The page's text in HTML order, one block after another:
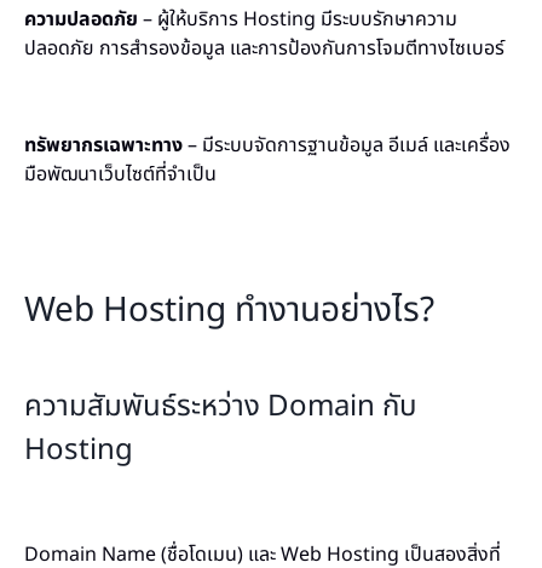
ความปลอดภัย – ผู้ให้บริการ Hosting มีระบบรักษาความ
ปลอดภัย การสำรองข้อมูล และการป้องกันการโจมตีทางไซเบอร์
ทรัพยากรเฉพาะทาง– มีระบบจัดการฐานข้อมูล อีเมล์ และเครื่อง
มือพัฒนาเว็บไซต์ที่จำเป็น
Web Hosting ทำงานอย่างไร?
ความสัมพันธ์ระหว่าง Domain กับ
Hosting
Domain Name (ชื่อโดเมน) และ Web Hosting เป็นสองสิ่งที่